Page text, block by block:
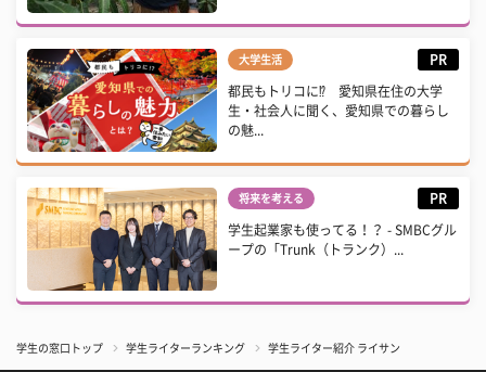
大学生活 PR
都民もトリコに⁉ 愛知県在住の大学
生・社会人に聞く、愛知県での暮らし
の魅...
将来を考える PR
学生起業家も使ってる！？ - SMBCグル
ープの「Trunk（トランク）...
学生の窓口トップ 学生ライターランキング 学生ライター紹介 ライサン